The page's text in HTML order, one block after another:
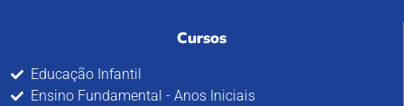
Cursos
Educação Infantil
Ensino Fundamental - Anos Iniciais